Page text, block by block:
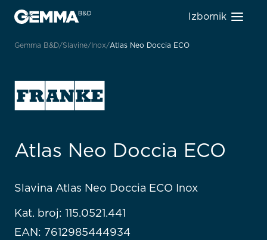
Izbornik
Gemma B&D Slavine Inox Atlas Neo Doccia ECO
Atlas Neo Doccia ECO
Slavina Atlas Neo Doccia ECO Inox
Kat. broj: 115.0521.441
EAN: 7612985444934